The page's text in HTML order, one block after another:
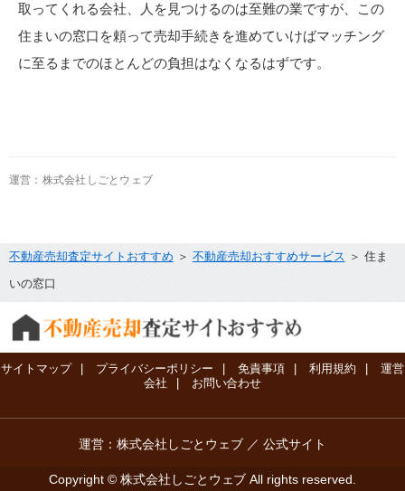
取ってくれる会社、人を見つけるのは至難の業ですが、この
住まいの窓口を頼って売却手続きを進めていけばマッチング
に至るまでのほとんどの負担はなくなるはずです。
運営：株式会社しごとウェブ
不動産売却査定サイトおすすめ ＞ 不動産売却おすすめサービス ＞ 住ま
いの窓口
サイトマップ | プライバシーポリシー | 免責事項 | 利用規約 |
運営
会社
| お問い合わせ
運営：株式会社しごとウェブ ／ 公式サイト
Copyright © 株式会社しごとウェブ All rights reserved.